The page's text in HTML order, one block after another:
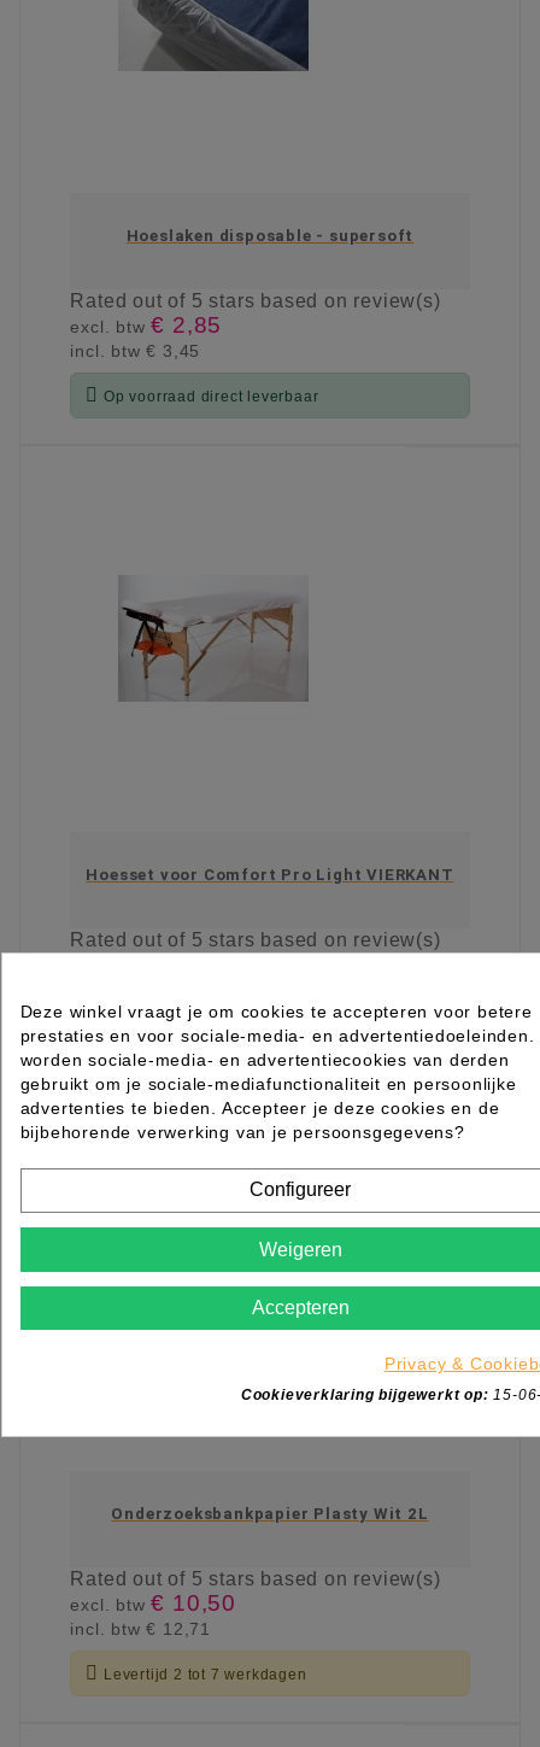
Hoeslaken disposable - supersoft
Ratedout of 5 stars based on review(s)
excl. btw€ 2,85
incl. btw€ 3,45
 Op voorraad direct leverbaar
Hoesset voor Comfort Pro Light VIERKANT
Ratedout of 5 stars based on review(s)
 Beperkt op voorraad
KIES OPTIE
Onderzoeksbankpapier Plasty Wit 2L
Ratedout of 5 stars based on review(s)
excl. btw€ 10,50
incl. btw€ 12,71
 Levertijd 2 tot 7 werkdagen
Deze winkel vraagt je om cookies te accepteren voor betere
prestaties en voor sociale-media- en advertentiedoeleinden.
worden sociale-media- en advertentiecookies van derden
gebruikt om je sociale-mediafunctionaliteit en persoonlijke
advertenties te bieden. Accepteer je deze cookies en de
bijbehorende verwerking van je persoonsgegevens?
Configureer
Weigeren
Accepteren
Privacy &
Cookieverklaring bijgewerkt op: 15-